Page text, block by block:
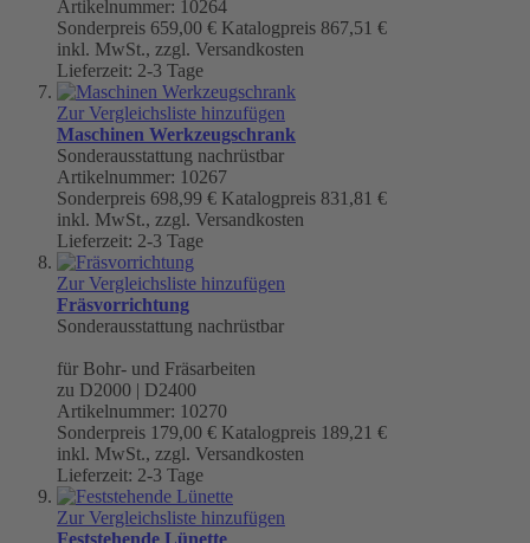
Artikelnummer: 10264
Sonderpreis 659,00 € Katalogpreis 867,51 €
inkl. MwSt., zzgl. Versandkosten
Lieferzeit: 2-3 Tage
Zur Vergleichsliste hinzufügen
Maschinen Werkzeugschrank
Sonderausstattung nachrüstbar
Artikelnummer: 10267
Sonderpreis 698,99 € Katalogpreis 831,81 €
inkl. MwSt., zzgl. Versandkosten
Lieferzeit: 2-3 Tage
Zur Vergleichsliste hinzufügen
Fräsvorrichtung
Sonderausstattung nachrüstbar
für Bohr- und Fräsarbeiten
zu D2000 | D2400
Artikelnummer: 10270
Sonderpreis 179,00 € Katalogpreis 189,21 €
inkl. MwSt., zzgl. Versandkosten
Lieferzeit: 2-3 Tage
Zur Vergleichsliste hinzufügen
Feststehende Lünette